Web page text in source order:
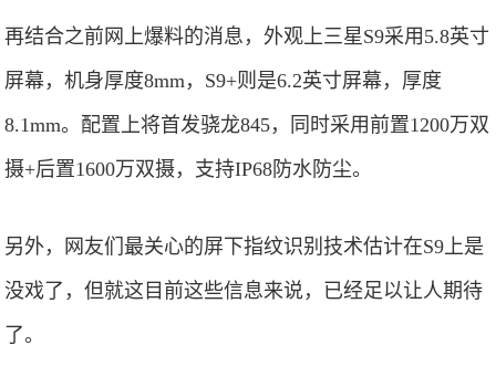
再结合之前网上爆料的消息，外观上三星S9采用5.8英寸
屏幕，机身厚度8mm，S9+则是6.2英寸屏幕，厚度
8.1mm。配置上将首发骁龙845，同时采用前置1200万双
摄+后置1600万双摄，支持IP68防水防尘。
另外，网友们最关心的屏下指纹识别技术估计在S9上是
没戏了，但就这目前这些信息来说，已经足以让人期待
了。